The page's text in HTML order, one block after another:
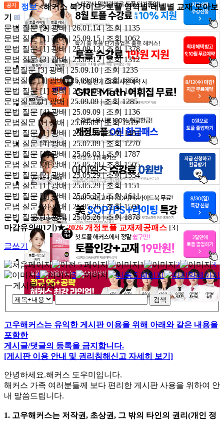
정보<해커스 북가이드>토플 영역별·레벨별 교재 모아보
기
문법 질문[2] 광배 | 26.01.14 | 조회 1135
문법 질문[1] 광배 | 25.09.15 | 조회 1062
문법 질문[1] 광배 | 25.09.12 | 조회 1378
문법 질문[3] 광배 | 25.09.12 | 조회 1312
문법질문[3] 광배 | 25.09.10 | 조회 1235
문법질문[1] 광배 | 25.09.09 | 조회 1257
문법 질문[1] 광배 | 25.09.09 | 조회 1161
문법질문[1] 광배 | 25.09.09 | 조회 1285
문법 질문 [4] 광배 | 25.09.09 | 조회 1136
문법질문 [1] 광배 | 25.09.09 | 조회 1319
문법 질문[1] 광배 | 25.09.09 | 조회 1481
문법 질문[4] 광배 | 25.07.09 | 조회 1270
문법 질문 [1] 광배 | 25.06.03 | 조회 1787
문법 질문 [2] 광배 | 25.05.29 | 조회 1505
문법 질문[2] 광배 | 25.05.29 | 조회 1554
문법 질문[1] 광배 | 25.05.29 | 조회 1151
문법 질문 [1] 광배 | 25.05.27 | 조회 1611
문법 질문[3] 광배 | 25.05.26 | 조회 1501
문법 질문[1] 광배 | 25.05.26 | 조회 1878
마감유의(91기)★2026 개정토플 교재제공패스 [3]
글쓰기
1 2
3
4
5
게시물 검색
검색
고우해커스는 유익한 게시판 이용을 위해 아래와 같은 내용을
포함한
게시글/댓글의 등록을 금지합니다.
[게시판 이용 안내 및 권리침해신고 자세히 보기]
안녕하세요.해커스 도우미입니다.
해커스 가족 여러분들께 보다 편리한 게시판 사용을 위하여 안
내 말씀드립니다.
1. 고우해커스는 저작권, 초상권, 그 밖의 타인의 권리(개인 정